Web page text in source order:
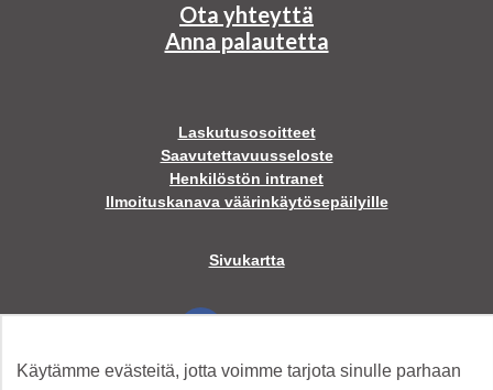
Ota yhteyttä
Anna palautetta
Laskutusosoitteet
Saavutettavuusseloste
Henkilöstön intranet
Ilmoituskanava väärinkäytösepäilyille
Sivukartta
Käytämme evästeitä, jotta voimme tarjota sinulle parhaan